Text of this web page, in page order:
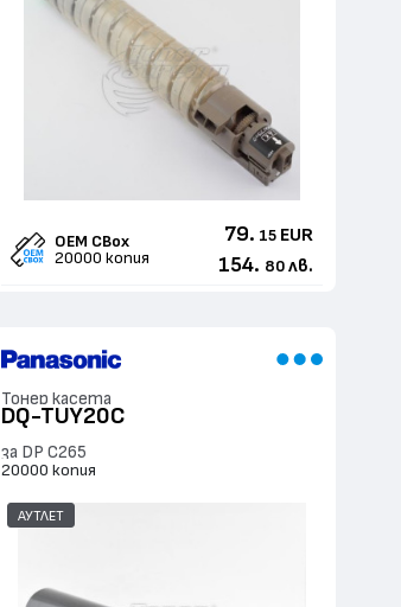
OEM CBox
20000 копия
79. 15 EUR
154. 80 лв.
Тонер касета
DQ-TUY20C
за DP C265
20000 копия
АУТЛЕТ